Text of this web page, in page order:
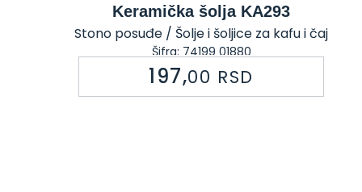
Keramička šolja KA293
Stono posuđe / Šolje i šoljice za kafu i čaj
Šifra: 74199 01880
197,00 RSD